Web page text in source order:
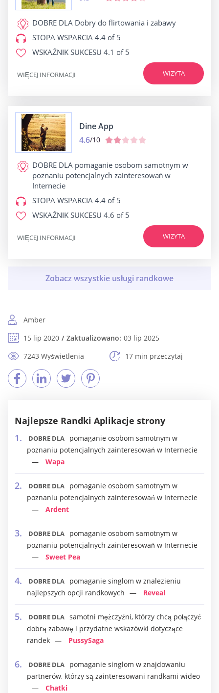
DOBRE DLA Dobry do flirtowania i zabawy
STOPA WSPARCIA 4.4 of 5
WSKAŹNIK SUKCESU 4.1 of 5
WIZYTA
WIĘCEJ INFORMACJI
Dine App
4.6/10
DOBRE DLA pomaganie osobom samotnym w
poznaniu potencjalnych zainteresowań w
Internecie
STOPA WSPARCIA 4.4 of 5
WSKAŹNIK SUKCESU 4.6 of 5
WIZYTA
WIĘCEJ INFORMACJI
Amber
15 lip 2020
Zaktualizowano: 03 lip 2025
7243 Wyświetlenia
17 min przeczytaj
Najlepsze Randki Aplikacje strony
DOBRE DLA
pomaganie osobom samotnym w
poznaniu potencjalnych zainteresowań w Internecie
Wapa
DOBRE DLA
pomaganie osobom samotnym w
poznaniu potencjalnych zainteresowań w Internecie
Ardent
DOBRE DLA
pomaganie osobom samotnym w
poznaniu potencjalnych zainteresowań w Internecie
Sweet Pea
DOBRE DLA
pomaganie singlom w znalezieniu
najlepszych opcji randkowych
Reveal
DOBRE DLA samotni mężczyźni, którzy chcą połączyć
dobrą zabawę i przydatne wskazówki dotyczące
randek
PussySaga
DOBRE DLA
pomaganie singlom w znajdowaniu
partnerów, którzy są zainteresowani randkami wideo
Chatki